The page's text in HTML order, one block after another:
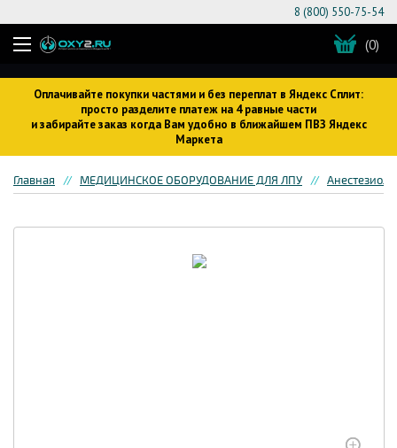
Оплачивайте покупки частями и без переплат в Яндекс Сплит:
просто разделите платеж на 4 равные части
и забирайте заказ когда Вам удобно в ближайшем ПВЗ Яндекс
Маркета
8 (800) 550-75-54
(0)
Главная МЕДИЦИНСКОЕ ОБОРУДОВАНИЕ ДЛЯ ЛПУ